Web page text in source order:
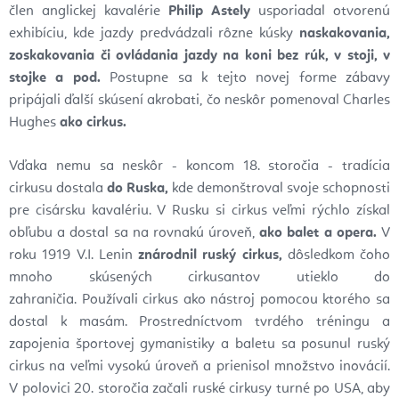
člen anglickej kavalérie Philip Astely usporiadal otvorenú
exhibíciu, kde jazdy predvádzali rôzne kúsky naskakovania,
zoskakovania či ovládania jazdy na koni bez rúk, v stoji, v
stojke a pod. Postupne sa k tejto novej forme zábavy
pripájali ďalší skúsení akrobati, čo neskôr pomenoval Charles
Hughes ako cirkus.
Vďaka nemu sa neskôr - koncom 18. storočia - tradícia
cirkusu dostala do Ruska, kde demonštroval svoje schopnosti
pre cisársku kavalériu. V Rusku si cirkus veľmi rýchlo získal
obľubu a dostal sa na rovnakú úroveň,ako balet a opera. V
roku 1919 V.I. Lenin znárodnil ruský cirkus, dôsledkom čoho
mnoho skúsených cirkusantov utieklo do
zahraničia. Používali cirkus ako nástroj pomocou ktorého sa
dostal k masám. Prostredníctvom tvrdého tréningu a
zapojenia športovej gymanistiky a baletu sa posunul ruský
cirkus na veľmi vysokú úroveň a prienisol množstvo inovácií.
V polovici 20. storočia začali ruské cirkusy turné po USA, aby